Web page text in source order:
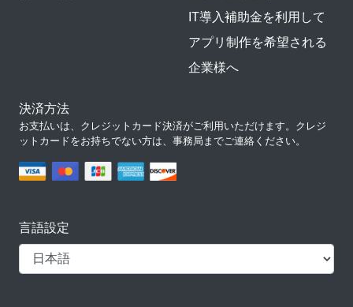
IT導入補助金を利用して
アプリ制作を希望される
企業様へ
決済方法
お支払いは、クレジットカード決済がご利用いただけます。クレジ
ットカードをお持ちでない方は、事務局までご連絡ください。
言語設定